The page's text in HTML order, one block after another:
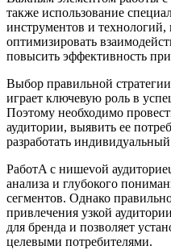
также использование
инструментов и технологий,
оптимизировать
повысить эффективность
Выбор правильной
играет ключевую роль в
Поэтому необходимо
аудитории, выявить ее
разработать
РаботA с нишevой
анализа и глубокого
сегментов. Однако
привлечения узкой
для бренда и позволяет
целевыми потребителями.